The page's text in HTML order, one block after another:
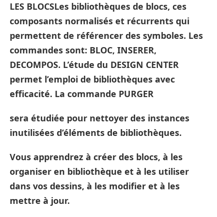
LES BLOCSLes bibliothèques de blocs, ces
composants normalisés et récurrents qui
permettent de référencer des symboles. Les
commandes sont: BLOC, INSERER,
DECOMPOS. L’étude du DESIGN CENTER
permet l’emploi de bibliothèques avec
efficacité. La commande PURGER
sera étudiée pour nettoyer des instances
inutilisées d’éléments de bibliothèques.
Vous apprendrez à créer des blocs, à les
organiser en bibliothèque et à les utiliser
dans vos dessins, à les modifier et à les
mettre à jour.